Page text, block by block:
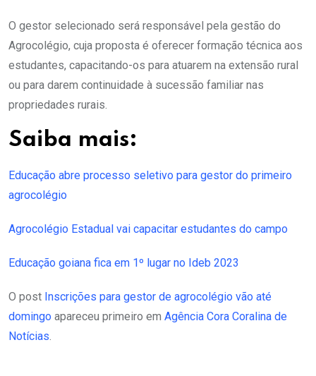
O gestor selecionado será responsável pela gestão do
Agrocolégio, cuja proposta é oferecer formação técnica aos
estudantes, capacitando-os para atuarem na extensão rural
ou para darem continuidade à sucessão familiar nas
propriedades rurais.
Saiba mais:
Educação abre processo seletivo para gestor do primeiro
agrocolégio
Agrocolégio Estadual vai capacitar estudantes do campo
Educação goiana fica em 1º lugar no Ideb 2023
O post Inscrições para gestor de agrocolégio vão até
domingo apareceu primeiro em Agência Cora Coralina de
Notícias.